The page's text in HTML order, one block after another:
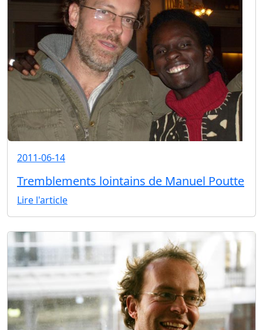
2011-06-14
Tremblements lointains de Manuel Poutte
Lire l'article